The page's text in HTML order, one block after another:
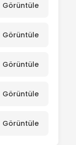
Görüntüle
Görüntüle
Görüntüle
Görüntüle
Görüntüle